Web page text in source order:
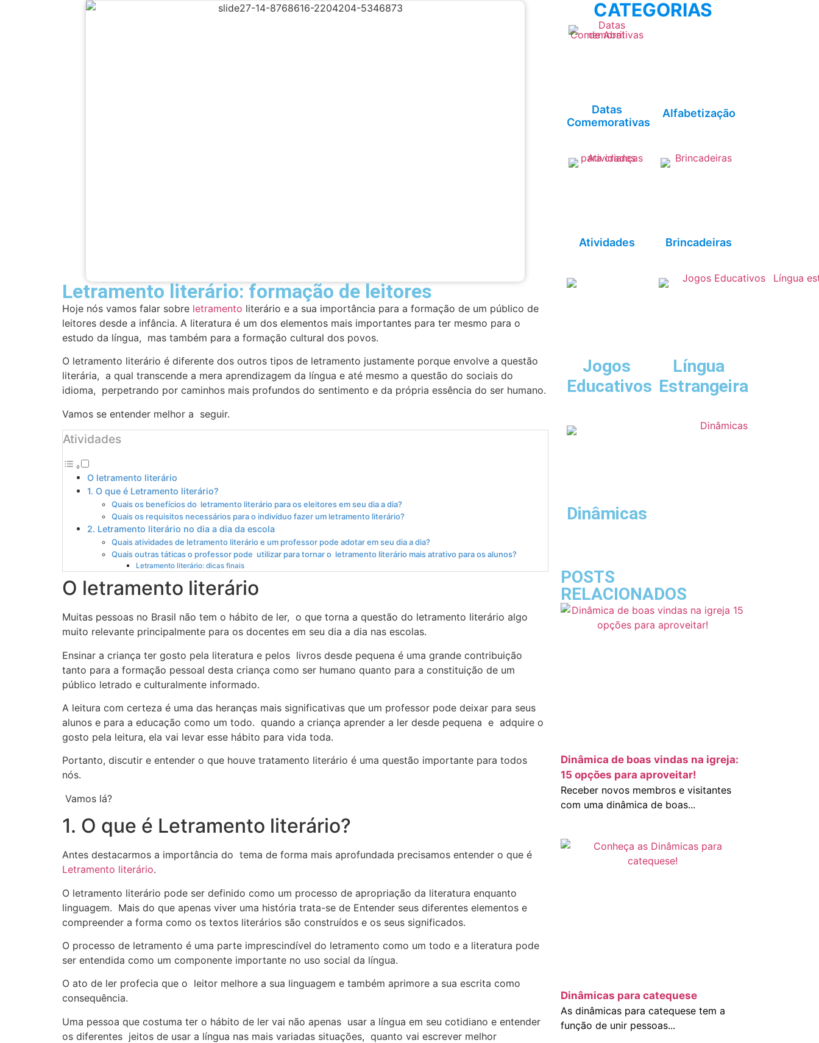
Letramento literário: formação de leitores
Hoje nós vamos falar sobre letramento literário e a sua importância para a formação de um público de
leitores desde a infância. A literatura é um dos elementos mais importantes para ter mesmo para o
estudo da língua, mas também para a formação cultural dos povos.
O letramento literário é diferente dos outros tipos de letramento justamente porque envolve a questão
literária, a qual transcende a mera aprendizagem da língua e até mesmo a questão do sociais do
idioma, perpetrando por caminhos mais profundos do sentimento e da própria essência do ser humano.
Vamos se entender melhor a seguir.
Atividades
O letramento literário
1. O que é Letramento literário?
Quais os benefícios do letramento literário para os eleitores em seu dia a dia?
Quais os requisitos necessários para o indivíduo fazer um letramento literário?
2. Letramento literário no dia a dia da escola
Quais atividades de letramento literário e um professor pode adotar em seu dia a dia?
Quais outras táticas o professor pode utilizar para tornar o letramento literário mais atrativo para os alunos?
Letramento literário: dicas finais
O letramento literário
Muitas pessoas no Brasil não tem o hábito de ler, o que torna a questão do letramento literário algo
muito relevante principalmente para os docentes em seu dia a dia nas escolas.
Ensinar a criança ter gosto pela literatura e pelos livros desde pequena é uma grande contribuição
tanto para a formação pessoal desta criança como ser humano quanto para a constituição de um
público letrado e culturalmente informado.
A leitura com certeza é uma das heranças mais significativas que um professor pode deixar para seus
alunos e para a educação como um todo. quando a criança aprender a ler desde pequena e adquire o
gosto pela leitura, ela vai levar esse hábito para vida toda.
Portanto, discutir e entender o que houve tratamento literário é uma questão importante para todos
nós.
Vamos lá?
1. O que é Letramento literário?
Antes destacarmos a importância do tema de forma mais aprofundada precisamos entender o que é
Letramento literário.
O letramento literário pode ser definido como um processo de apropriação da literatura enquanto
linguagem. Mais do que apenas viver uma história trata-se de Entender seus diferentes elementos e
compreender a forma como os textos literários são construídos e os seus significados.
O processo de letramento é uma parte imprescindível do letramento como um todo e a literatura pode
ser entendida como um componente importante no uso social da língua.
O ato de ler profecia que o leitor melhore a sua linguagem e também aprimore a sua escrita como
consequência.
Uma pessoa que costuma ter o hábito de ler vai não apenas usar a língua em seu cotidiano e entender
os diferentes jeitos de usar a língua nas mais variadas situações, quanto vai escrever melhor
CATEGORIAS
Datas
Comemorativas
Alfabetização
Atividades Brincadeiras
Jogos
Educativos
Língua
Estrangeira
Dinâmicas
POSTS
RELACIONADOS
Dinâmica de boas vindas na igreja:
15 opções para aproveitar!
Receber novos membros e visitantes
com uma dinâmica de boas...
Dinâmicas para catequese
As dinâmicas para catequese tem a
função de unir pessoas...